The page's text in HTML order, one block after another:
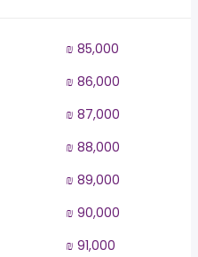
₪ 85,000
₪ 86,000
₪ 87,000
₪ 88,000
₪ 89,000
₪ 90,000
₪ 91,000